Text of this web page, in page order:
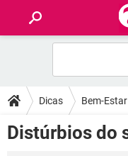
FÓRUM
SAÚDE
Dicas Bem-Estar
Distúrbios do